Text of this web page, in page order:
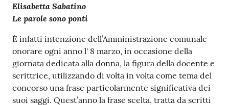
Elisabetta Sabatino
Le parole sono ponti
È infatti intenzione dell’Amministrazione comunale
onorare ogni anno l' 8 marzo, in occasione della
giornata dedicata alla donna, la figura della docente e
scrittrice, utilizzando di volta in volta come tema del
concorso una frase particolarmente significativa dei
suoi saggi. Quest’anno la frase scelta, tratta da scritti